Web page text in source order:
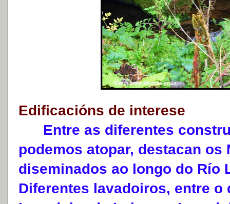
Edificacións de interese
Entre as diferentes
podemos atopar, destacan os
diseminados ao longo do Río
Diferentes lavadoiros, entre o